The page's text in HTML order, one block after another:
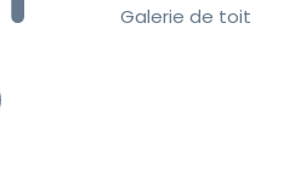
Galerie de toit